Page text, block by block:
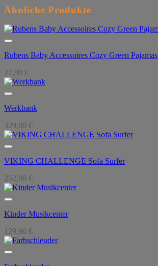
Ähnliche Produkte
Rubens Baby Accessoires Cozy Green Pajamas
27,90 €
Werkbank
329,00 €
VIKING CHALLENGE Sofa Surfer
252,90 €
Kinder Musikcenter
129,90 €